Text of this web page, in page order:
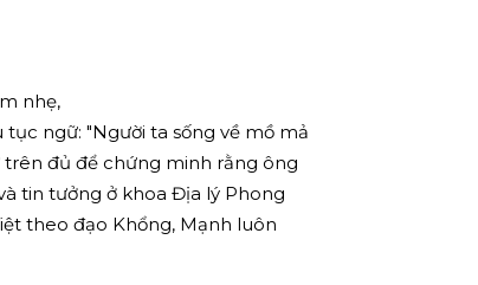
nhẹ,
ngữ: "Người ta sống về mồ mả
trên đủ để chứng minh rằng ông
tin tưởng ở khoa Địa lý Phong
theo đạo Khổng, Mạnh luôn